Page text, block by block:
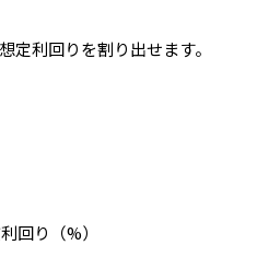
利回りを割り出せます。
回り（%）